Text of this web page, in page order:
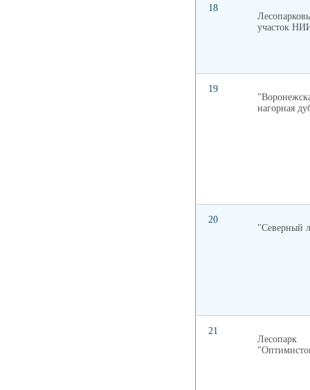
18
участок
19
нагорная
20
"Северный
21
Лесопарк